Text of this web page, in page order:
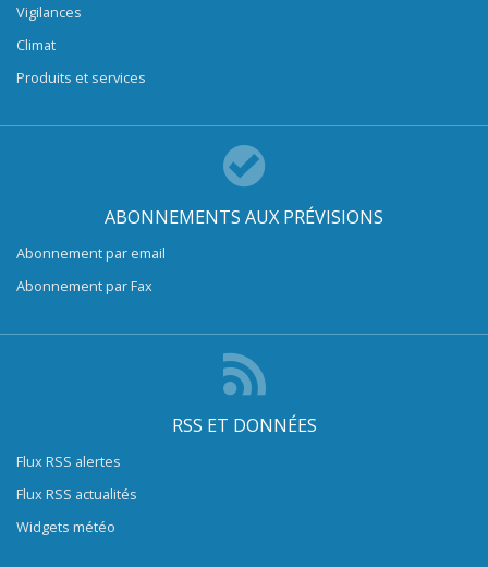
Vigilances
Climat
Produits et services
ABONNEMENTS AUX PRÉVISIONS
Abonnement par email
Abonnement par Fax
RSS ET DONNÉES
Flux RSS alertes
Flux RSS actualités
Widgets météo